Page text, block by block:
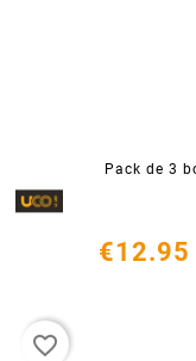
Pack de 3
€12.95
favorite_border